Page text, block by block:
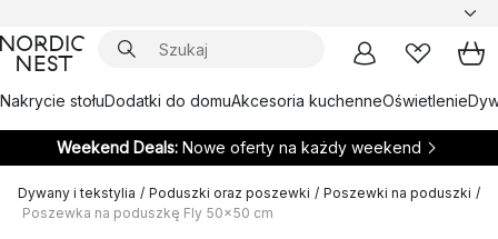
Nakrycie stołuDodatki do domuAkcesoria kuchenneOświetlenie
Weekend Deals: Nowe oferty na każdy weekend
Dywany i tekstylia / Poduszki oraz poszewki / Poszewki na poduszki /
Poszewka na poduszkę Fly 50x50 cm